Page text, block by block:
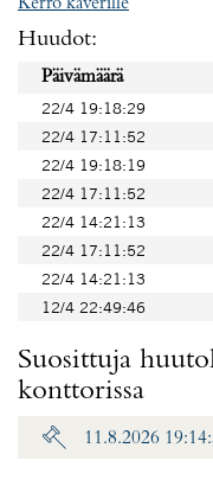
Huudot:
Päivämäärä
22/4 19:18:29
22/4 17:11:52
22/4 19:18:19
22/4 17:11:52
22/4 14:21:13
22/4 17:11:52
22/4 14:21:13
12/4 22:49:46
Suosittuja
konttorissa
11.8.2026